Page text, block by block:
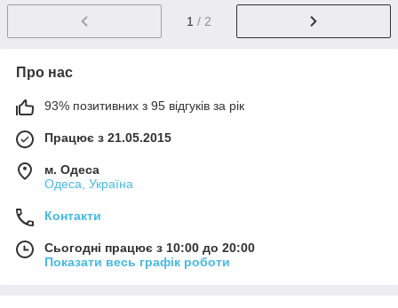
1 / 2
Про нас
93% позитивних з 95 відгуків за рік
Працює з 21.05.2015
м. Одеса
Одеса, Україна
Контакти
Сьогодні працює з 10:00 до 20:00
Показати весь графік роботи